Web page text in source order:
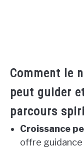
Comment le
peut guider
parcours
Croissance
offre